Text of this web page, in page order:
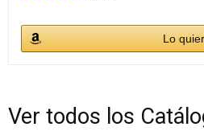
Lo
Ver todos los